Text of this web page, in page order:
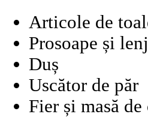
Articole de
Prosoape și
Duș
Uscător de păr
Fier și masă de